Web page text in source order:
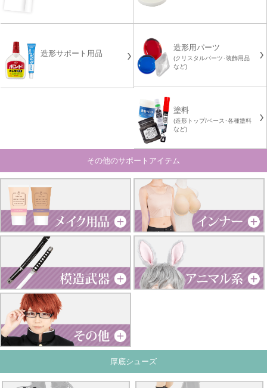
造形サポート用品
造形用パーツ
(クリスタルパーツ･装飾用品
など)
塗料
(造形トップ/ベース･各種塗料
など)
その他のサポートアイテム
厚底シューズ